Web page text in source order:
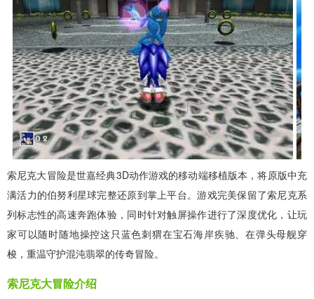
索尼克大冒险是世嘉经典3D动作游戏的移动端移植版本，将原版中充
满活力的伯努利星球完整还原到掌上平台。游戏完美保留了索尼克系
列标志性的高速奔跑体验，同时针对触屏操作进行了深度优化，让玩
家可以随时随地操控这只蓝色刺猬在宝石海岸疾驰、在弹头母舰穿
梭，重温守护混沌翡翠的传奇冒险。
索尼克大冒险介绍